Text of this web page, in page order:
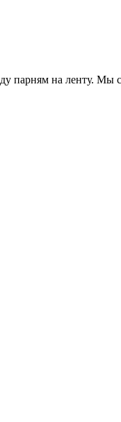
парням на ленту. Мы